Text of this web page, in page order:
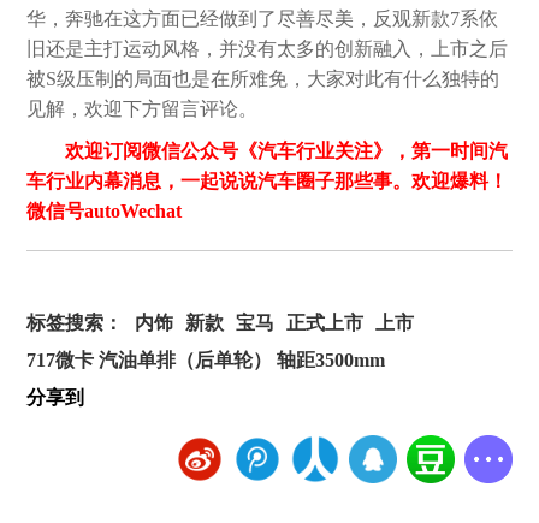
华，奔驰在这方面已经做到了尽善尽美，反观新款7系依
旧还是主打运动风格，并没有太多的创新融入，上市之后
被S级压制的局面也是在所难免，大家对此有什么独特的
见解，欢迎下方留言评论。
欢迎订阅微信公众号《汽车行业关注》，第一时间汽
车行业内幕消息，一起说说汽车圈子那些事。欢迎爆料！
微信号autoWechat
标签搜索： 内饰 新款 宝马 正式上市
上市
717微卡 汽油单排（后单轮） 轴距3500mm
分享到